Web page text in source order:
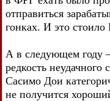
отправиться
гонках. И это
А в следующем году
редкость
Сасимо Дои
не получится